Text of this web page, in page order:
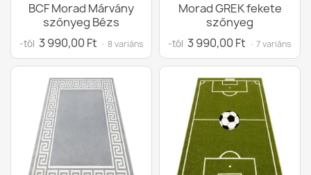
BCF Morad Márvány
szőnyeg Bézs
-tól 3 990,00 Ft · 8 variáns
Morad GREK fekete
szőnyeg
-tól 3 990,00 Ft · 7 variáns